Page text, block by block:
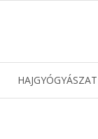
HAJGYÓGYÁSZAT